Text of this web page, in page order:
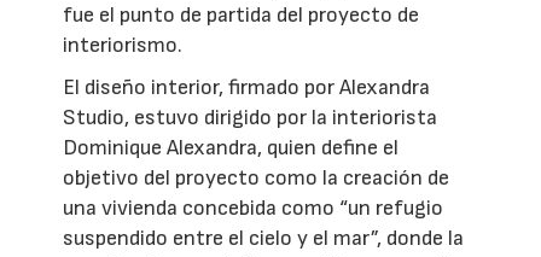
fue el punto de partida del proyecto de
interiorismo.
El diseño interior, firmado por Alexandra
Studio, estuvo dirigido por la interiorista
Dominique Alexandra, quien define el
objetivo del proyecto como la creación de
una vivienda concebida como “un refugio
suspendido entre el cielo y el mar”, donde la